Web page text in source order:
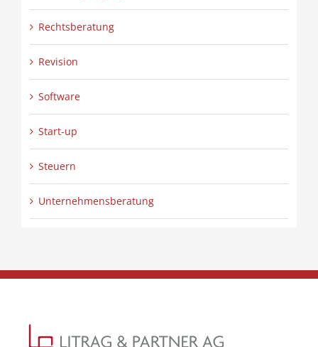
Rechtsberatung
Revision
Software
Start-up
Steuern
Unternehmensberatung